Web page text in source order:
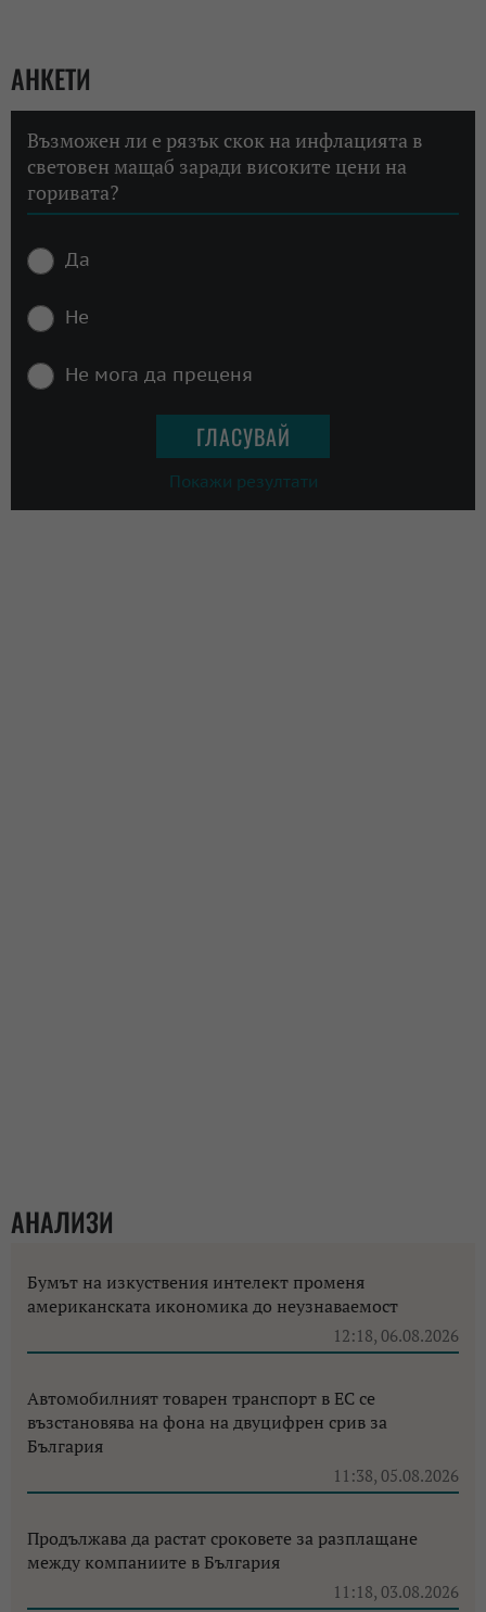
АНКЕТИ
Възможен ли е рязък скок на инфлацията в
световен мащаб заради високите цени на
горивата?
Да
Не
Не мога да преценя
Покажи резултати
АНАЛИЗИ
Бумът на изкуствения интелект променя
американската икономика до неузнаваемост
12:18, 06.08.2026
Автомобилният товарен транспорт в ЕС се
възстановява на фона на двуцифрен срив за
България
11:38, 05.08.2026
Продължава да растат сроковете за разплащане
между компаниите в България
11:18, 03.08.2026